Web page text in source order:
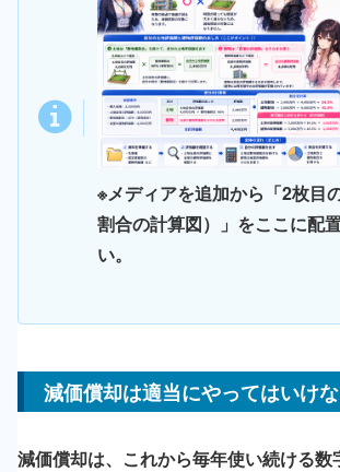
※メディアを追加から「2枚目
割合の計算図）」をここに配
い。
減価償却は適当にやってはいけ
減価償却は、これから毎年使い続ける数